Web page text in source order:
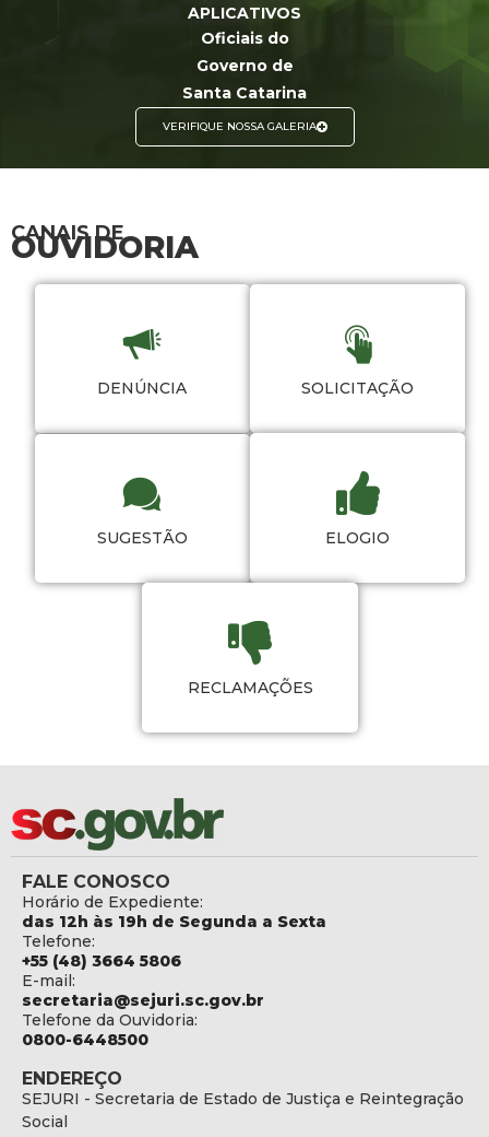
APLICATIVOS
Oficiais do
Governo de
Santa Catarina
VERIFIQUE NOSSA GALERIA
CANAIS DE
OUVIDORIA
DENÚNCIA SOLICITAÇÃO
SUGESTÃO ELOGIO
RECLAMAÇÕES
FALE CONOSCO
Horário de Expediente:
das 12h às 19h de Segunda a Sexta
Telefone:
+55 (48) 3664 5806
E-mail:
secretaria@sejuri.sc.gov.br
Telefone da Ouvidoria:
0800-6448500
ENDEREÇO
SEJURI - Secretaria de Estado de Justiça e Reintegração
Social